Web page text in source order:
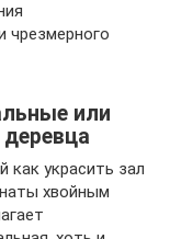
чрезмерного
или
как украсить зал
хвойным